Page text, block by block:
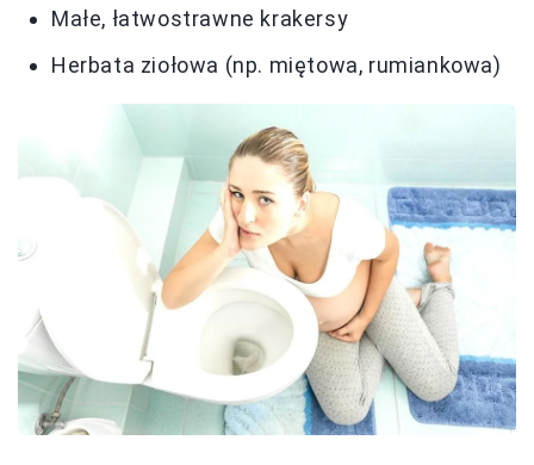
Małe, łatwostrawne krakersy
Herbata ziołowa (np. miętowa, rumiankowa)